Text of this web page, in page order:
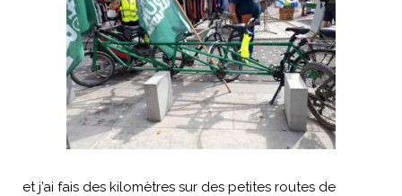
et j’ai fais des kilomètres sur des petites routes de